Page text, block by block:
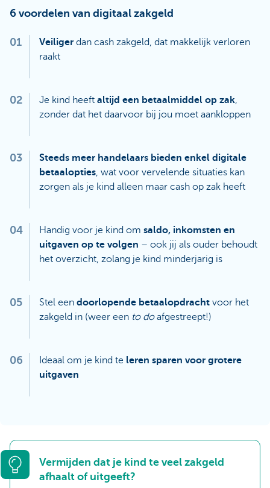
6 voordelen van digitaal zakgeld
01 Veiliger dan cash zakgeld, dat makkelijk verloren
raakt
02 Je kind heeft altijd een betaalmiddel op zak,
zonder dat het daarvoor bij jou moet aankloppen
03
Steeds meer handelaars bieden enkel digitale
betaalopties, wat voor vervelende situaties kan
zorgen als je kind alleen maar cash op zak heeft
04 Handig voor je kind om saldo, inkomsten en
uitgaven op te volgen – ook jij als ouder behoudt
het overzicht, zolang je kind minderjarig is
05 Stel een doorlopende betaalopdracht voor het
zakgeld in (weer een to doafgestreept!)
06 Ideaal om je kind te leren sparen voor grotere
uitgaven
Vermijden dat je kind te veel zakgeld
afhaalt of uitgeeft?